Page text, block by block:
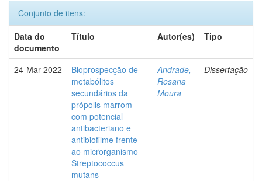
Conjunto de itens:
Data do
documento
Título Autor(es) Tipo
24-Mar-2022
Bioprospecção de
metabólitos
secundários da
própolis marrom
com potencial
antibacteriano e
antibiofilme frente
ao microrganismo
Streptococcus
mutans
Andrade,
Rosana
Moura
Dissertação